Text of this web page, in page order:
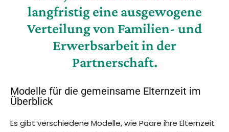
langfristig eine ausgewogene
Verteilung von Familien- und
Erwerbsarbeit in der
Partnerschaft.
Modelle für die gemeinsame Elternzeit im
Überblick
Es gibt verschiedene Modelle, wie Paare ihre Elternzeit